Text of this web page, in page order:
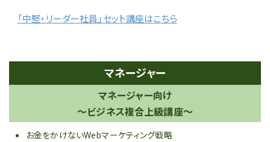
「中堅・リーダー社員」セット講座はこちら
マネージャー
マネージャー向け
～ビジネス複合上級講座～
お金をかけないWebマーケティング戦略